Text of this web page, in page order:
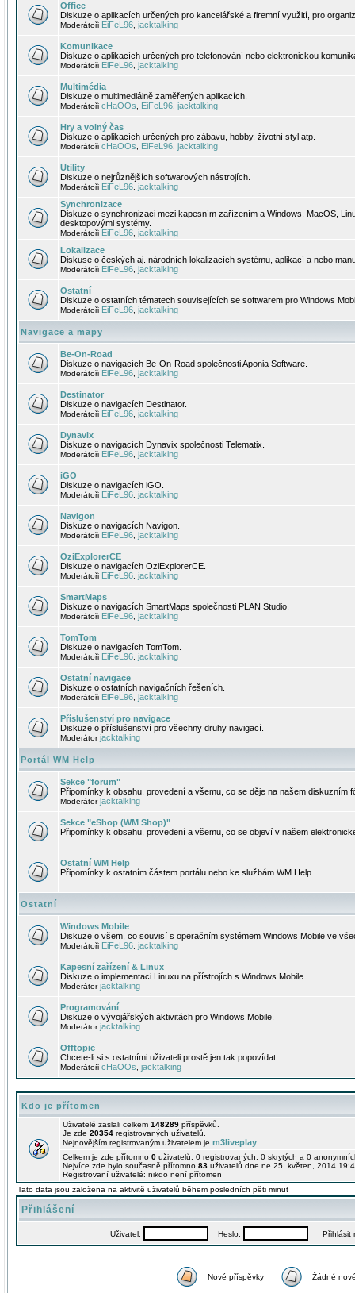
Office
Diskuze o aplikacích určených pro kancelářské a firemní využití, pro
Moderátoři EiFeL96 jacktalking
Komunikace
Diskuze o aplikacích určených pro telefonování nebo elektronickou
Moderátoři EiFeL96 jacktalking
Multimédia
Diskuze o multimediálně zaměřených aplikacích.
Moderátoři cHaOOs EiFeL96 jacktalking
Hry a volný čas
Diskuze o aplikacích určených pro zábavu, hobby, životní styl atp.
Moderátoři cHaOOs EiFeL96 jacktalking
Utility
Diskuze o nejrůznějších softwarových nástrojích.
Moderátoři EiFeL96 jacktalking
Synchronizace
Diskuze o synchronizaci mezi kapesním zařízením a Windows, MacOS,
desktopovými systémy.
Moderátoři EiFeL96 jacktalking
Lokalizace
Diskuse o českých aj. národních lokalizacích systému, aplikací a nebo
Moderátoři EiFeL96 jacktalking
Ostatní
Diskuze o ostatních tématech souvisejících se softwarem pro Windows
Moderátoři EiFeL96 jacktalking
Navigace a mapy
Be-On-Road
Diskuze o navigacích Be-On-Road společnosti Aponia Software.
Moderátoři EiFeL96 jacktalking
Destinator
Diskuze o navigacích Destinator.
Moderátoři EiFeL96 jacktalking
Dynavix
Diskuze o navigacích Dynavix společnosti Telematix.
Moderátoři EiFeL96 jacktalking
iGO
Diskuze o navigacích iGO.
Moderátoři EiFeL96 jacktalking
Navigon
Diskuze o navigacích Navigon.
Moderátoři EiFeL96 jacktalking
OziExplorerCE
Diskuze o navigacích OziExplorerCE.
Moderátoři EiFeL96 jacktalking
SmartMaps
Diskuze o navigacích SmartMaps společnosti PLAN Studio.
Moderátoři EiFeL96 jacktalking
TomTom
Diskuze o navigacích TomTom.
Moderátoři EiFeL96 jacktalking
Ostatní navigace
Diskuze o ostatních navigačních řešeních.
Moderátoři EiFeL96 jacktalking
Příslušenství pro navigace
Diskuze o příslušenství pro všechny druhy navigací.
Moderátorjacktalking
Portál WM Help
Sekce "forum"
Připomínky k obsahu, provedení a všemu, co se děje na našem diskuzním
Moderátorjacktalking
Sekce "eShop (WM Shop)"
Připomínky k obsahu, provedení a všemu, co se objeví v našem
Ostatní WM Help
Připomínky k ostatním částem portálu nebo ke službám WM Help.
Ostatní
Windows Mobile
Diskuze o všem, co souvisí s operačním systémem Windows Mobile ve
Moderátoři EiFeL96 jacktalking
Kapesní zařízení & Linux
Diskuze o implementaci Linuxu na přístrojích s Windows Mobile.
Moderátorjacktalking
Programování
Diskuze o vývojářských aktivitách pro Windows Mobile.
Moderátorjacktalking
Offtopic
Chcete-li si s ostatními uživateli prostě jen tak popovídat...
Moderátoři cHaOOs jacktalking
Kdo je přítomen
Uživatelé zaslali celkem 148289 příspěvků.
Je zde 20354 registrovaných uživatelů.
Nejnovějším registrovaným uživatelem je m3liveplay
Celkem je zde přítomno 0 uživatelů: 0 registrovaných, 0 skrytých a 0
Nejvíce zde bylo současně přítomno 83 uživatelů dne ne 25. květen, 2014
Registrovaní uživatelé: nikdo není přítomen
Tato data jsou založena na aktivitě uživatelů během posledních pěti minut
Přihlášení
Uživatel: Heslo: Přihlásit
Nové příspěvky Žádné